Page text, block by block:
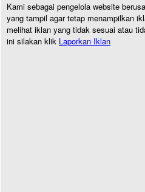
Kami sebagai pengelola website
yang tampil agar tetap menampilkan
melihat iklan yang tidak sesuai atau
ini silakan klik Laporkan Iklan